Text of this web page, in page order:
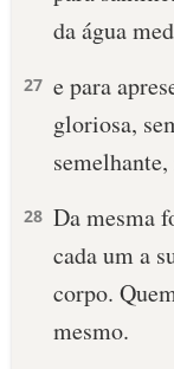
DEVOCIONAL
10
ESTUDOS BÍBLICOS
ESBOÇOS DE
TEMAS
PERGUNTE À
da água
27 e para
gloriosa,
28 Da mesma
cada um a
corpo.
mesmo.